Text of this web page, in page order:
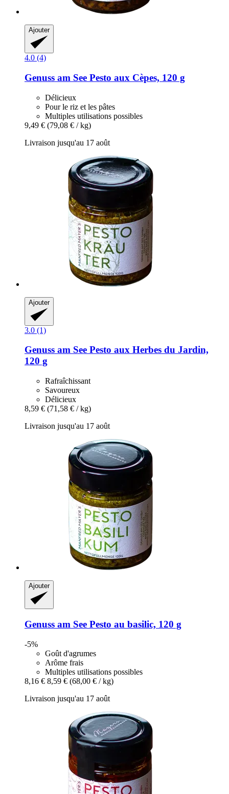
Ajouter
4.0 (4)
Genuss am See Pesto aux Cèpes, 120 g
Délicieux
Pour le riz et les pâtes
Multiples utilisations possibles
9,49 € (79,08 € / kg)
Livraison jusqu'au 17 août
Ajouter
3.0 (1)
Genuss am See Pesto aux Herbes du Jardin,
120 g
Rafraîchissant
Savoureux
Délicieux
8,59 € (71,58 € / kg)
Livraison jusqu'au 17 août
Ajouter
Genuss am See Pesto au basilic, 120 g
-5%
Goût d'agrumes
Arôme frais
Multiples utilisations possibles
8,16 € 8,59 € (68,00 € / kg)
Livraison jusqu'au 17 août